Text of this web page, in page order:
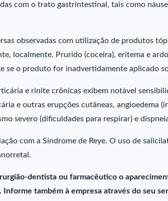
com o trato gastrintestinal, tais como
observadas com utilização de produtos
localmente. Prurido (coceira), eritema e
se o produto for inadvertidamente aplicado
e rinite crônicas exibem notável
e outras erupções cutâneas, angioedema
severo (dificuldades para respirar) e
com a Síndrome de Reye. O uso de
dentista ou farmacêutico o
Informe também à empresa através do seu